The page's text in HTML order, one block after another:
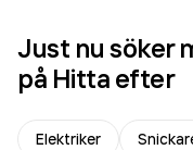
Just nu söker
på Hitta efter
Elektriker